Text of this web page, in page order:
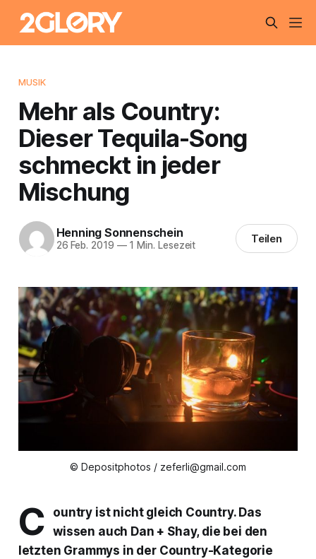
MUSIK
Mehr als Country:
Dieser Tequila-Song
schmeckt in jeder
Mischung
Henning Sonnenschein
26 Feb. 2019 —1 Min. Lesezeit Teilen
© Depositphotos / zeferli@gmail.com
C
ountry ist nicht gleich Country. Das
wissen auch Dan + Shay, die bei den
letzten Grammys in der Country-Kategorie